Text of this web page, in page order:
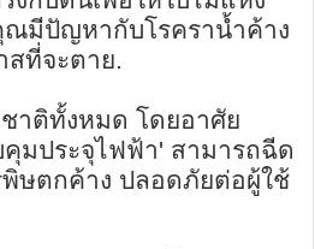
ณมีปัญหากับโรคราน้ำค้าง
สที่จะตาย.
าติทั้งหมด โดยอาศัย
มประจุไฟฟ้า' สามารถฉีด
พิษตกค้าง ปลอดภัยต่อผู้ใช้